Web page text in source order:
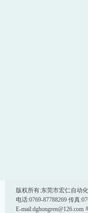
版权所有:东莞市宏仁自动
电话:0769-87788269 传真
E-mail:dghongren@126.com